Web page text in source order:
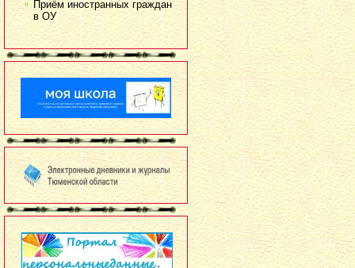
Приём иностранных граждан
в ОУ